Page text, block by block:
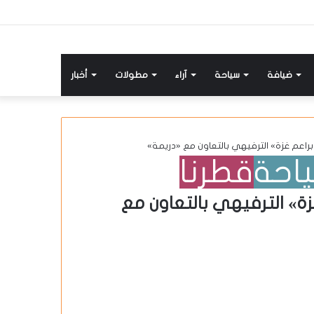
أخبار مطولات آراء سياحة ضيافة
غزة» الترفيهي بالتعاون مع «دريمة»
قطرنا
الترفيهي بالتعاون مع